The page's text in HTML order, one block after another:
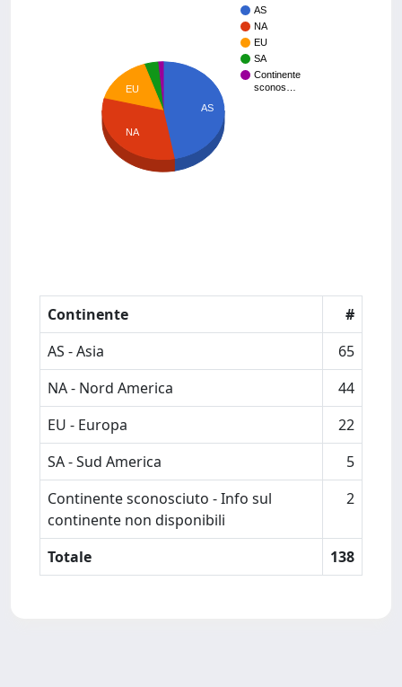
AS
NA
EU
SA
Continente
sconos…
AS
EU
NA
Continente
#
AS - Asia
65
NA - Nord America
44
EU - Europa
22
SA - Sud America
5
Continente sconosciuto - Info sul
continente non disponibili
2
Totale 138